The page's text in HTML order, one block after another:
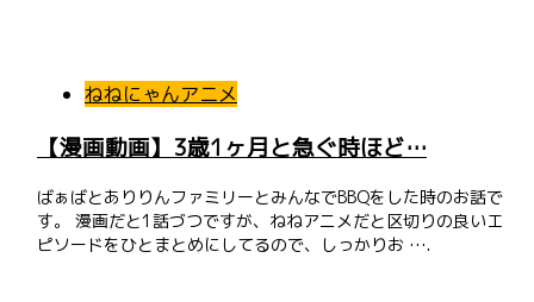
ねねにゃんアニメ
【漫画動画】3歳1ヶ月と急ぐ時ほど…
ばぁばとありりんファミリーとみんなでBBQをした時のお話で
す。 漫画だと1話づつですが、ねねアニメだと区切りの良いエ
ピソードをひとまとめにしてるので、しっかりお ….